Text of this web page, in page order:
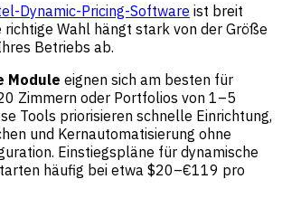
Dynamic-Pricing-Software ist breit
richtige Wahl hängt stark von der Größe
Betriebs ab.
Module eignen sich am besten für
Zimmern oder Portfolios von 1–5
Tools priorisieren schnelle Einrichtung,
und Kernautomatisierung ohne
Einstiegspläne für dynamische
häufig bei etwa $20–€119 pro